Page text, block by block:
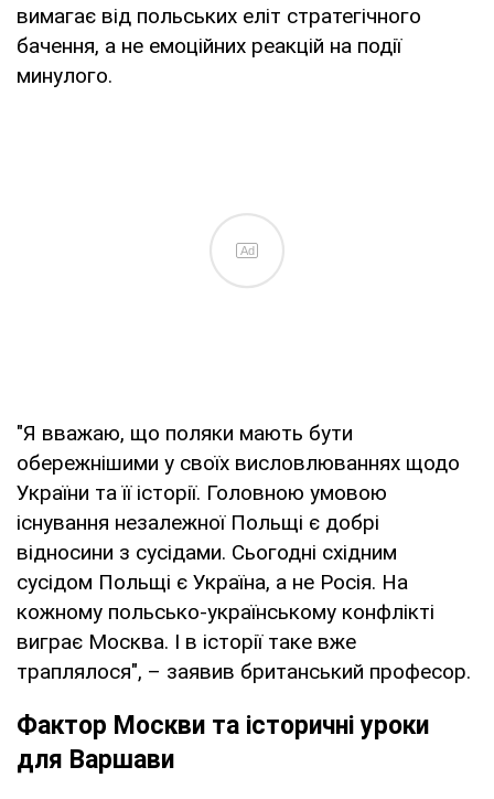
вимагає від польських еліт стратегічного
бачення, а не емоційних реакцій на події
минулого.
Ad
"Я вважаю, що поляки мають бути
обережнішими у своїх висловлюваннях щодо
України та її історії. Головною умовою
існування незалежної Польщі є добрі
відносини з сусідами. Сьогодні східним
сусідом Польщі є Україна, а не Росія. На
кожному польсько-українському конфлікті
виграє Москва. І в історії таке вже
траплялося", – заявив британський професор.
Фактор Москви та історичні уроки
для Варшави